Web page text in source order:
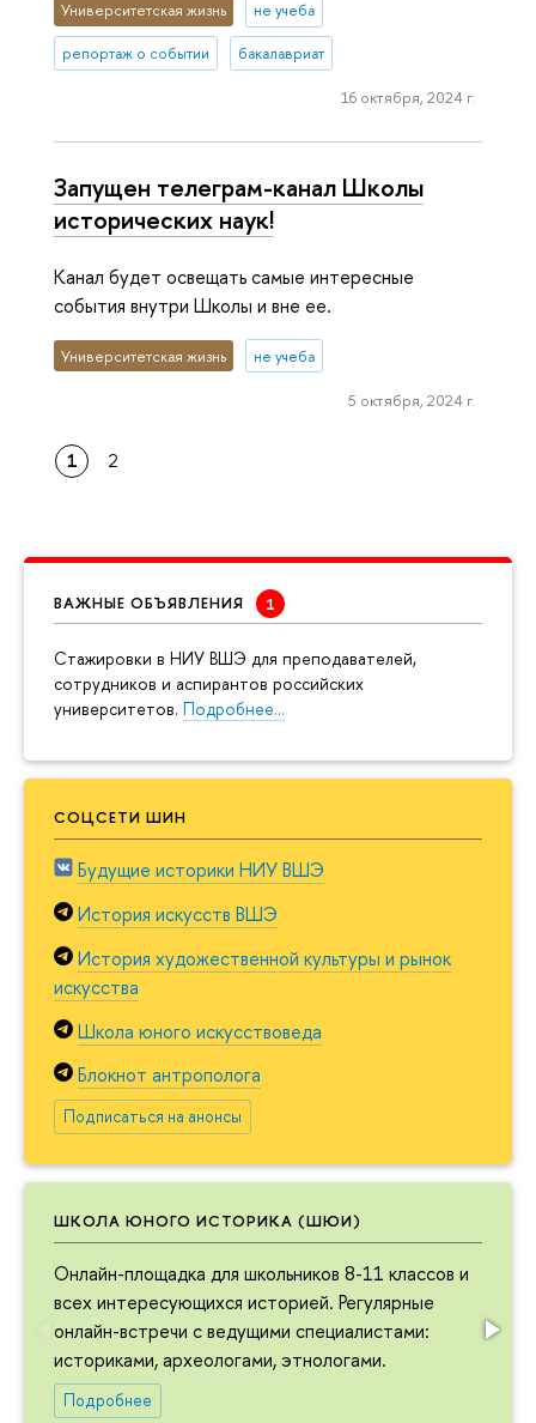
ВАЖНЫЕ ОБЪЯВЛЕНИЯ
Cтажировки в НИУ ВШЭ для преподавателей,
сотрудников и аспирантов российских
университетов. Подробнее…
СОЦСЕТИ ШИН
Будущие историки НИУ ВШЭ
История искусств ВШЭ
История художественной культуры и рынок
искусства
Школа юного искусствоведа
Блокнот антрополога
Подписаться на анонсы
ШКОЛА ЮНОГО ИСТОРИКА (ШЮИ)
Онлайн-площадка для школьников 8-11 классов и
всех интересующихся историей. Регулярные
онлайн-встречи с ведущими специалистами:
историками, археологами, этнологами.
Подробнее
Университетская жизнь не учеба
репортаж о событии бакалавриат
16 октября, 2024 г.
Запущен телеграм-канал Школы
исторических наук!
Канал будет освещать самые интересные
события внутри Школы и вне ее.
Университетская жизнь не учеба
5 октября, 2024 г.
1 2